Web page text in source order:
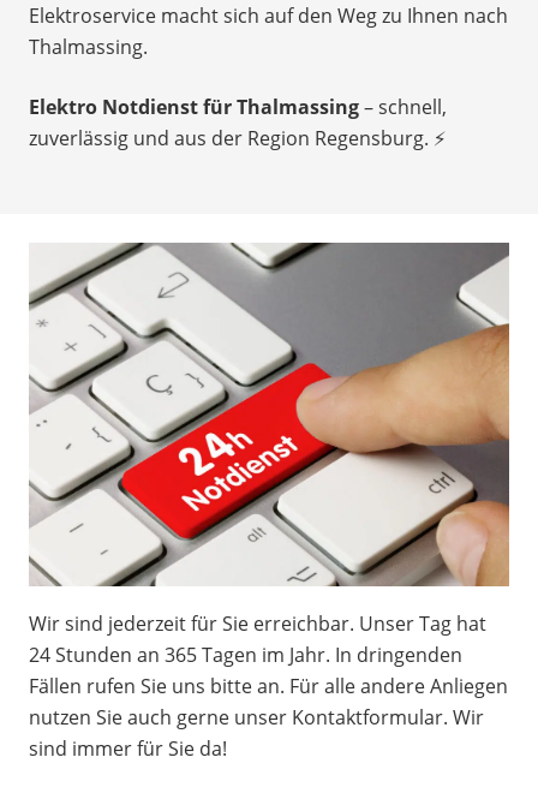
Elektroservice macht sich auf den Weg zu Ihnen nach
Thalmassing.
Elektro Notdienst für Thalmassing– schnell,
zuverlässig und aus der Region Regensburg. ⚡
Wir sind jederzeit für Sie erreichbar. Unser Tag hat
24 Stunden an 365 Tagen im Jahr. In dringenden
Fällen rufen Sie uns bitte an. Für alle andere Anliegen
nutzen Sie auch gerne unser Kontaktformular. Wir
sind immer für Sie da!